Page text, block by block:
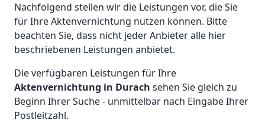
Nachfolgend stellen wir die Leistungen vor, die Sie
für Ihre Aktenvernichtung nutzen können. Bitte
beachten Sie, dass nicht jeder Anbieter alle hier
beschriebenen Leistungen anbietet.
Die verfügbaren Leistungen für Ihre
Aktenvernichtung in Durach sehen Sie gleich zu
Beginn Ihrer Suche - unmittelbar nach Eingabe Ihrer
Postleitzahl.